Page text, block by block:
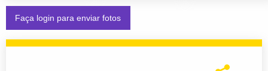
Faça login para enviar fotos